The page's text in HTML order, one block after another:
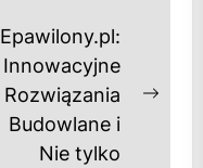
Epawilony.pl:
Innowacyjne
Rozwiązania
Budowlane i
Nie tylko